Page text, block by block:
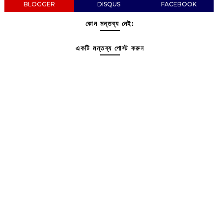
BLOGGER DISQUS FACEBOOK
কোন মন্তব্য নেই:
একটি মন্তব্য পোস্ট করুন